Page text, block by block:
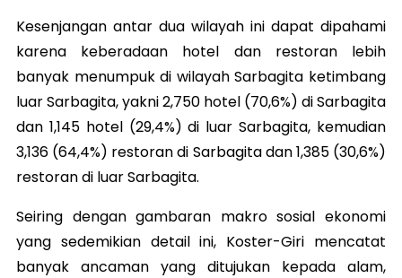
Kesenjangan antar dua wilayah ini dapat dipahami
karena keberadaan hotel dan restoran lebih
banyak menumpuk di wilayah Sarbagita ketimbang
luar Sarbagita, yakni 2,750 hotel (70,6%) di Sarbagita
dan 1,145 hotel (29,4%) di luar Sarbagita, kemudian
3,136 (64,4%) restoran di Sarbagita dan 1,385 (30,6%)
restoran di luar Sarbagita.
Seiring dengan gambaran makro sosial ekonomi
yang sedemikian detail ini, Koster-Giri mencatat
banyak ancaman yang ditujukan kepada alam,